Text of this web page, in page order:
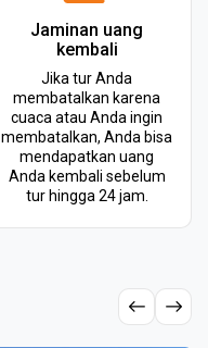
Jaminan uang
kembali
Jika tur Anda
membatalkan karena
cuaca atau Anda ingin
membatalkan, Anda bisa
mendapatkan uang
Anda kembali sebelum
tur hingga 24 jam.